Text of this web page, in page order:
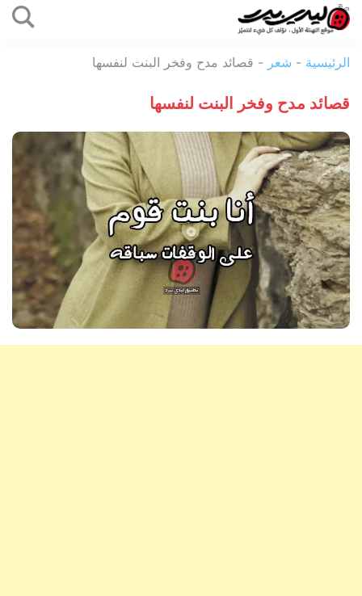
المحتوى
بيرد
الرئيسية - شعر - قصائد مدح وفخر البنت لنفسها
قصائد مدح وفخر البنت لنفسها